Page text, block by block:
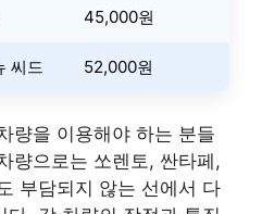
45,000원
씨드 52,000원
량을 이용해야 하는 분들
량으로는 쏘렌토, 싼타페,
부담되지 않는 선에서 다